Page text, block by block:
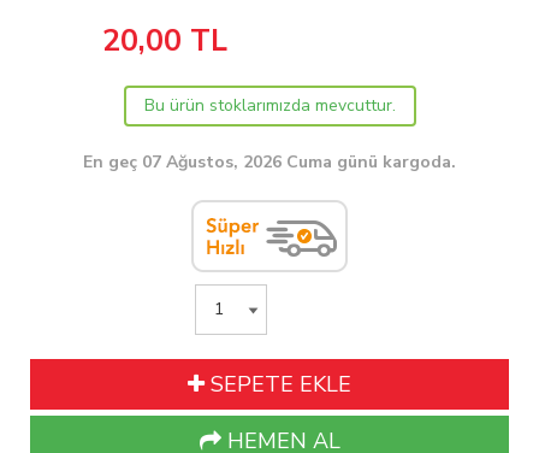
20,00 TL
Bu ürün stoklarımızda mevcuttur.
En geç 07 Ağustos, 2026 Cuma günü kargoda.
SEPETE EKLE
HEMEN AL